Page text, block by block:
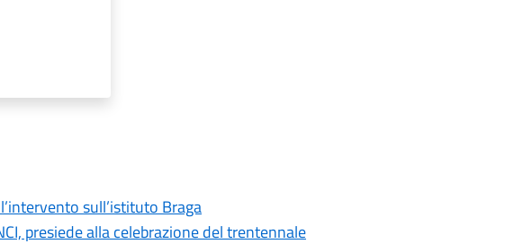
sull’istituto Braga
presiede alla celebrazione del trentennale